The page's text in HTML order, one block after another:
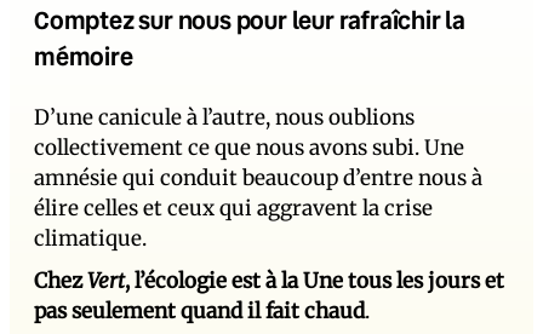
Comptez sur nous pour leur rafraîchir la
mémoire
D’une canicule à l’autre, nous oublions
collectivement ce que nous avons subi. Une
amnésie qui conduit beaucoup d’entre nous à
élire celles et ceux qui aggravent la crise
climatique.
ChezVert, l’écologie est à la Une tous les jours et
pas seulement quand il fait chaud.